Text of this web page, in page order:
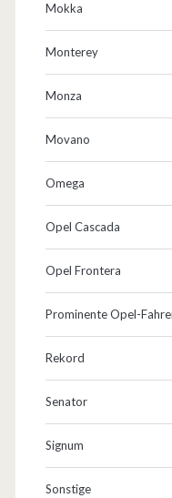
Mokka
Monterey
Monza
Movano
Omega
Opel Cascada
Opel Frontera
Prominente Opel-
Rekord
Senator
Signum
Sonstige